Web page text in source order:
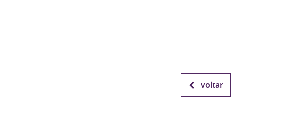
voltar